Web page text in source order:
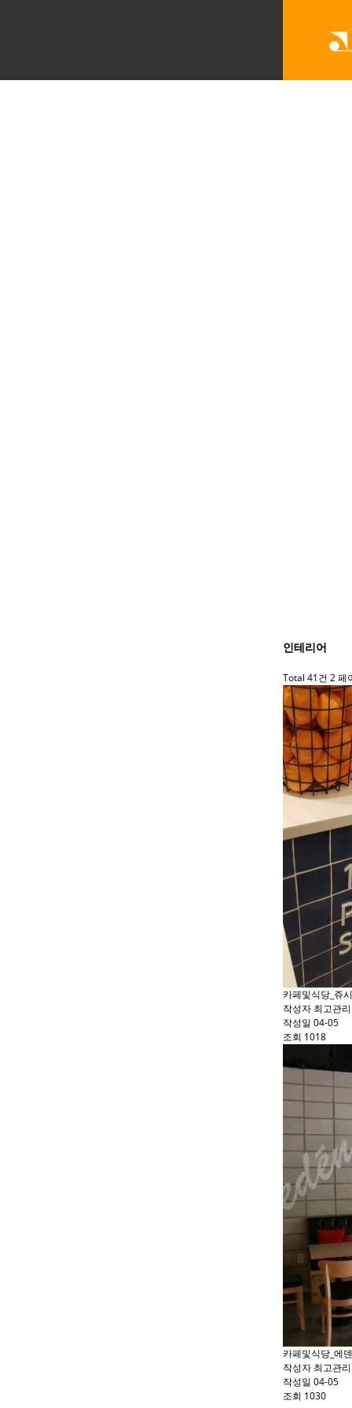
인테리어
Total 41건 2 페
카페및식당_쥬
작성자 최고관
작성일 04-05
조회 1018
카페및식당_에
작성자 최고관
작성일 04-05
조회 1030